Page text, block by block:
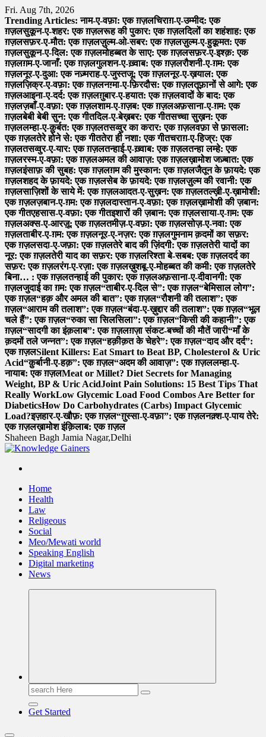
Skip
to
content
Fri. Aug 7th, 2026
Trending Articles: नाम-ए-वफ़ा: एक ग़ज़लचिराग़-ए-उम्मीद: एक
ग़ज़लसुकून-ए-शहर: एक ग़ज़लरूह की पुकार: एक ग़ज़लदिलों का शहंशाह: एक
ग़ज़लसफ़र-ए-मौत: एक ग़ज़लज़ुल्म-ओ-सबर: एक ग़ज़लज़ुल्म-ए-हुक़ूमत: एक
ग़ज़लसुकून-ए-दिल: एक ग़ज़लमोहब्बत के साए: एक ग़ज़लसफ़र-ए-इश्क़: एक
ग़ज़लग़म-ए-जानाँ: एक ग़ज़लगुलशन-ए-ख़्वाब: एक ग़ज़लरौशनी-ए-ग़म: एक
ग़ज़लनूर-ए-दुआ: एक नज़्मराह-ए-जुस्तजू: एक ग़ज़लनूर-ए-ख़याल: एक
ग़ज़लज़िक्र-ए-वफ़ा: एक ग़ज़लनग़्मा-ए-फ़िरदौस: एक ग़ज़लतूफ़ानों से आगे: एक
ग़ज़लआइना-ए-दर्द: एक ग़ज़लग़ुबार-ए-हयात: एक ग़ज़लवादों के बाद: एक
ग़ज़लज़बाँ-ए-वफ़ा: एक ग़ज़लशाम-ए-ग़ज़ब: एक ग़ज़लअफ़साना-ए-ग़म: एक
ग़ज़लबेबी बेबी सुन: एक गीतदिल-ए-बेख़बर: एक गीतसच्चा सुख़न: एक
ग़ज़ललम्हा-ए-क़ुर्बत: एक ग़ज़लतसव्वुर का करार: एक ग़ज़लवफ़ा से फ़ासला:
एक ग़ज़लतेरे होने से: एक गीततेरा ही नशा: एक गीतचराग़-ए-हिज्र: एक
ग़ज़लतसव्वुर-ए-यार: एक ग़ज़लतन्हाई-ए-ख़्वाब: एक ग़ज़लतन्हा लम्हे: एक
ग़ज़लरस्म-ए-वफ़ा: एक ग़ज़लअमल की आवाज़: एक ग़ज़लख़ामोश जज़्बात: एक
ग़ज़लइंसाफ़ की सुबह: एक ग़ज़लग़म की मुस्कान: एक ग़ज़लजैतून के फ़ायदे: एक
ग़ज़लशहद के फ़ायदे: एक ग़ज़लसेब के फ़ायदे: एक ग़ज़लज़ुल्म की रवानी: एक
ग़ज़लसाज़िशों के साये में: एक ग़ज़लआदत-ए-सुख़न: एक ग़ज़लतल्ख़ी-ए-ख़ामोशी:
एक ग़ज़लज़बान-ए-ग़म: एक ग़ज़लदास्तान-ए-वफ़ा: एक ग़ज़लख़ामोशी की ज़बान:
एक गीतएहसास-ए-वफ़ा: एक गीतइशारों की ज़बान: एक ग़ज़लसाया-ए-ग़म: एक
ग़ज़लअक्स-ए-आरज़ू: एक ग़ज़लतमीज़-ए-वफ़ा: एक ग़ज़लसोज़-ए-नवा: एक
ग़ज़लताबीर-ए-ग़म: एक ग़ज़लनूर-ए-नज़र: एक ग़ज़लगुमनाम क़दमों का सफ़र:
एक ग़ज़लसदा-ए-जफ़ा: एक ग़ज़लतेरे बाद की ज़िंदगी: एक ग़ज़लतेरी यादों का
नूर: एक ग़ज़लतेरी याद का सफ़र: एक ग़ज़लरिश्ता बे-सबब: एक ग़ज़लदर्द का
सफ़र: एक ग़ज़लरंग-ए-रज़ा: एक ग़ज़लख़ुशबू-ए-मोहब्बत की कमी: एक ग़ज़लतेरे
बिना… : एक ग़ज़लतन्हाई की पुकार: एक ग़ज़लअफ़साना-ए-दीवानगी: एक
ग़ज़लजुदाई का ग़म: एक ग़ज़ल“ताबीर-ए-दिल से”: एक ग़ज़ल“बेमिसाल लोग”:
एक ग़ज़ल“हक़ और अमल की बात”: एक ग़ज़ल“रौशनी की तलाश”: एक
ग़ज़ल“आराम की तलाश”: एक ग़ज़ल“बंदा-ए-ख़ुद्दार की तलाश”: एक ग़ज़ल“भूल
चले हैं”: एक ग़ज़ल“रुका सा सिलसिला”: एक ग़ज़ल“किसी की कहानी”: एक
ग़ज़ल“सादगी का इंक़लाब”: एक ग़ज़लग़ज़ा संकट-बच्चों की मौतें जारी“माँ के
क़दमों तले जन्नत”: एक ग़ज़ल“हक़ीक़त के चेहरे”: एक ग़ज़ल“दाद और दर्द”:
एक ग़ज़लSilent Killers: Eat Smart to Beat BP, Cholesterol & Uric
Acid“क़ुर्बानी-ए-हक़”: एक ग़ज़ल“अदम की आवाज़”: एक ग़ज़ललम्हा-ए-
नायाब: एक ग़ज़लMeat or Millet? Diet Secrets for Managing
Weight, BP & Uric AcidJoint Pain Solutions: 15 Best Tips That
Really WorkLow Glycemic Load Food Combos Are Better for
DiabeticsHow Do Carbohydrates (Carbs) Impact Glycemic
Load?इज़हार-ए-खौफ़: एक ग़ज़ल“ग़ुस्सा-ए-वफ़ा”: एक ग़ज़लनक़्श-ए-पाय तेरे:
एक ग़ज़लख़ामोश इंक़िलाब: एक ग़ज़ल
Shaheen Bagh Jamia Nagar,Delhi
Read & Spread
Home
Health
Law
Religeous
Social
Meo/Mewati world
Speaking English
Digital marketing
News
Search
for:
Get Started